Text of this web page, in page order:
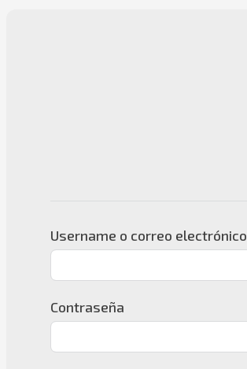
Username o correo electrónico
Contraseña